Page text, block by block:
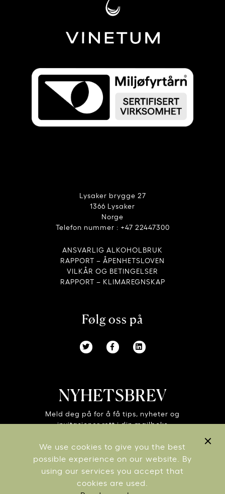
We use cookies to give you the best
possible experience on our website. By
using our services you accept that
cookies are used.
Lysaker brygge 27
1366 Lysaker
Norge
Telefon nummer : +47 22447300
ANSVARLIG ALKOHOLBRUK
RAPPORT – ÅPENHETSLOVEN
VILKÅR OG BETINGELSER
RAPPORT – KLIMAREGNSKAP
Følg oss på
NYHETSBREV
Meld deg på for å få tips, nyheter og
invitasjoner rett i din mailboks